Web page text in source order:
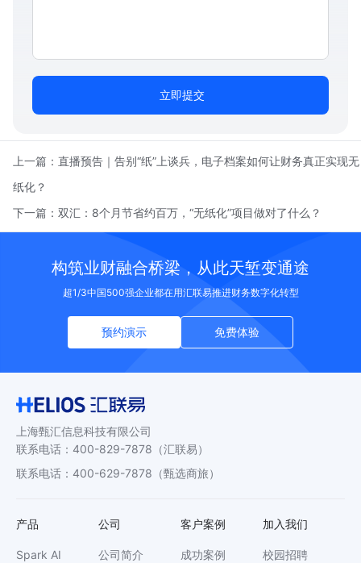
立即提交
上一篇： 直播预告｜告别“纸”上谈兵，电子档案如何让财务真正实现无
纸化？
下一篇： 双汇：8个月节省约百万，“无纸化”项目做对了什么？
构筑业财融合桥梁，从此天堑变通途
超1/3中国500强企业都在用汇联易推进财务数字化转型
预约演示 免费体验
上海甄汇信息科技有限公司
联系电话 ： 400-829-7878 （汇联易）
联系电话 ： 400-629-7878 （甄选商旅）
产品
Spark AI
公司
公司简介
客户案例
成功案例
加入我们
校园招聘